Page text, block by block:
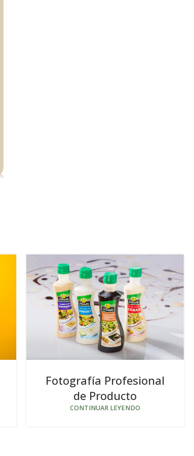
Fotografía Profesional
de Producto
CONTINUAR LEYENDO